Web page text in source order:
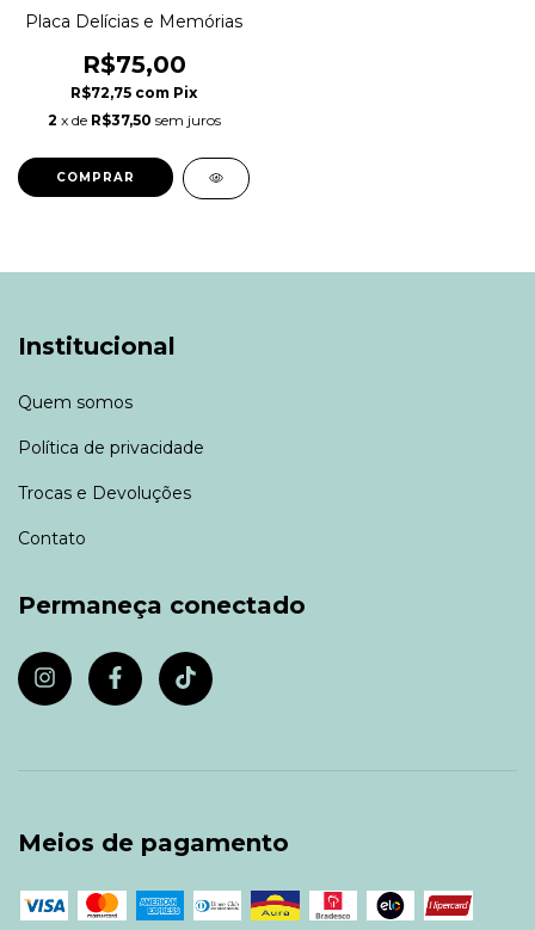
Placa Delícias e Memórias
R$75,00
R$72,75 com Pix
2 x de R$37,50 sem juros
Institucional
Quem somos
Política de privacidade
Trocas e Devoluções
Contato
Permaneça conectado
Meios de pagamento